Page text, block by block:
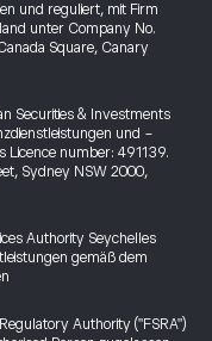
und reguliert, mit Firm
unter Company No.
Square, Canary
Securities & Investments
und -
Licence number: 491139.
Sydney NSW 2000,
Authority Seychelles
gemäß dem
Authority ("FSRA")